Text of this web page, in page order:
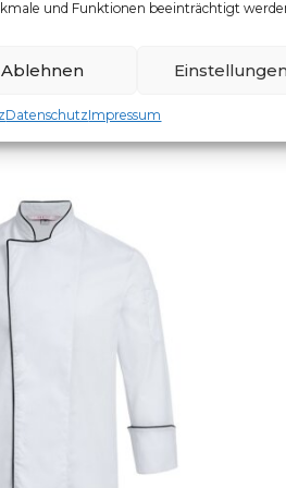
und Funktionen beeinträchtigt
Ablehnen Einstellungen
DatenschutzImpressum
5321.8000